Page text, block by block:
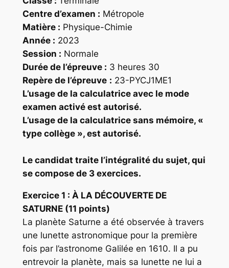
Centre d’examen : Métropole
Matière : Physique-Chimie
Année : 2023
Session : Normale
Durée de l’épreuve : 3 heures 30
Repère de l’épreuve : 23-PYCJ1ME1
L’usage de la calculatrice avec le mode
examen activé est autorisé.
L’usage de la calculatrice sans mémoire, «
type collège », est autorisé.
Le candidat traite l’intégralité du sujet, qui
se compose de 3 exercices.
Exercice 1 : À LA DÉCOUVERTE DE
SATURNE (11 points)
La planète Saturne a été observée à travers
une lunette astronomique pour la première
fois par l’astronome Galilée en 1610. Il a pu
entrevoir la planète, mais sa lunette ne lui a